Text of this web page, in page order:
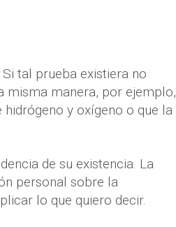
tal prueba existiera no
misma manera, por ejemplo,
y oxígeno o que la
de su existencia. La
personal sobre la
lo que quiero decir.